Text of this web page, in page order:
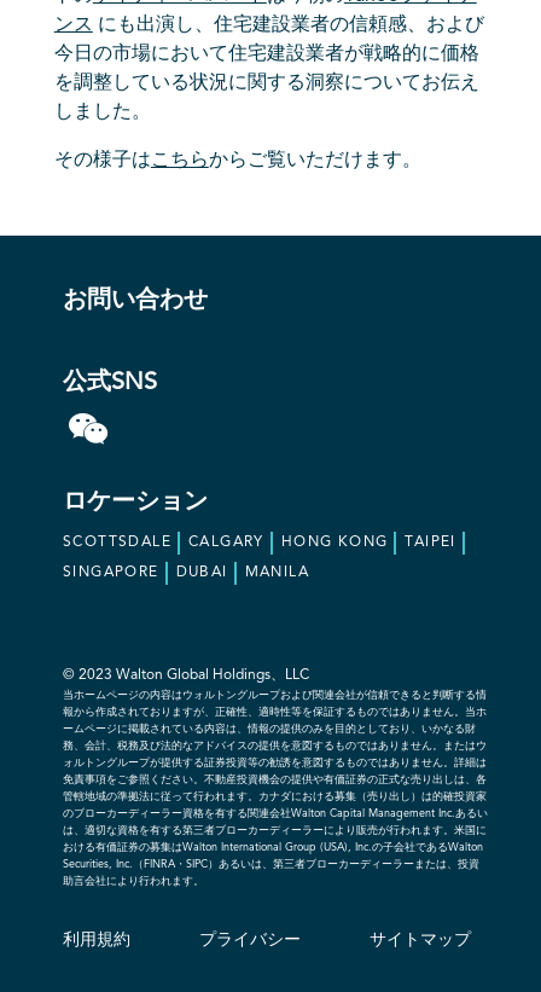
ンス にも出演し、住宅建設業者の信頼感、および
今日の市場において住宅建設業者が戦略的に価格
を調整している状況に関する洞察についてお伝え
しました。
その様子はこちらからご覧いただけます。
お問い合わせ
公式SNS
ロケーション
SCOTTSDALE CALGARY HONG KONG TAIPEI
SINGAPORE DUBAI MANILA
© 2023 Walton Global Holdings、LLC
当ホームページの内容はウォルトングループおよび関連会社が信頼できると判断する情
報から作成されておりますが、正確性、適時性等を保証するものではありません。当ホ
ームページに掲載されている内容は、情報の提供のみを目的としており、いかなる財
務、会計、税務及び法的なアドバイスの提供を意図するものではありません。またはウ
ォルトングループが提供する証券投資等の勧誘を意図するものではありません。詳細は
免責事項をご参照ください。不動産投資機会の提供や有価証券の正式な売り出しは、各
管轄地域の準拠法に従って行われます。カナダにおける募集（売り出し）は的確投資家
のブローカーディーラー資格を有する関連会社Walton Capital Management Inc.あるい
は、適切な資格を有する第三者ブローカーディーラーにより販売が行われます。米国に
おける有価証券の募集はWalton International Group (USA), Inc.の子会社であるWalton
Securities, Inc.（FINRA・SIPC）あるいは、第三者ブローカーディーラーまたは、投資
助言会社により行われます。
利用規約 プライバシー サイトマップ